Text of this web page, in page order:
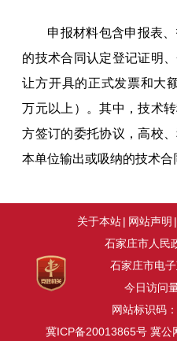
申报材料包含申报表
的技术合同认定登记证明
让方开具的正式发票和大
万元以上）。其中，技术
方签订的委托协议，高校
本单位输出或吸纳的技术合
关于本站| 网站声明 |
石家庄市人民
石家庄市电
今日访问
网站标识码
冀ICP备20013865号 冀公